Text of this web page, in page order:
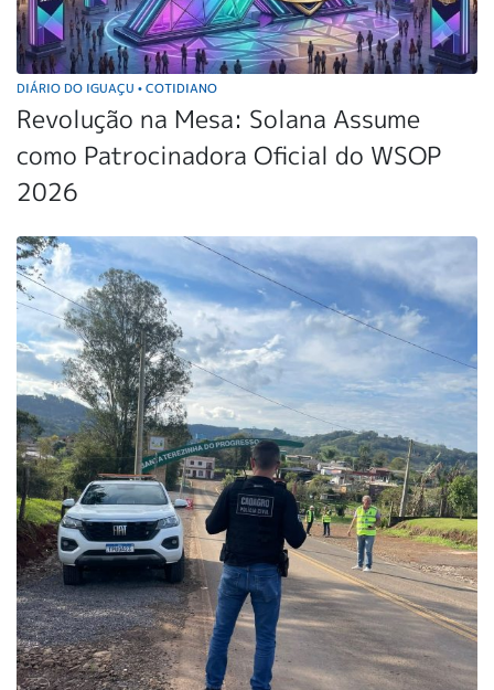
DIÁRIO DO IGUAÇU • COTIDIANO
Revolução na Mesa: Solana Assume
como Patrocinadora Oficial do WSOP
2026